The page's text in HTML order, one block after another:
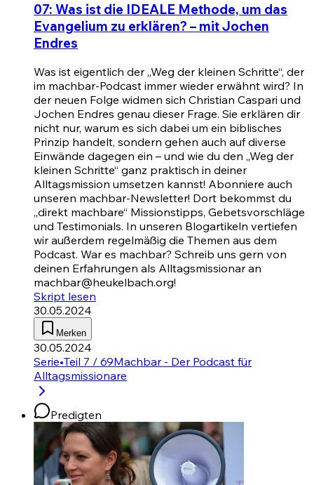
07: Was ist die IDEALE Methode, um das
Evangelium zu erklären? – mit Jochen
Endres
Was ist eigentlich der „Weg der kleinen Schritte“, der
im machbar-Podcast immer wieder erwähnt wird? In
der neuen Folge widmen sich Christian Caspari und
Jochen Endres genau dieser Frage. Sie erklären dir
nicht nur, warum es sich dabei um ein biblisches
Prinzip handelt, sondern gehen auch auf diverse
Einwände dagegen ein – und wie du den „Weg der
kleinen Schritte“ ganz praktisch in deiner
Alltagsmission umsetzen kannst! Abonniere auch
unseren machbar-Newsletter! Dort bekommst du
„direkt machbare“ Missionstipps, Gebetsvorschläge
und Testimonials. In unseren Blogartikeln vertiefen
wir außerdem regelmäßig die Themen aus dem
Podcast. War es machbar? Schreib uns gern von
deinen Erfahrungen als Alltagsmissionar an
machbar@heukelbach.org!
Skript lesen
30.05.2024
Merken
30.05.2024
Serie•Teil 7 / 69Machbar - Der Podcast für
Alltagsmissionare
Predigten